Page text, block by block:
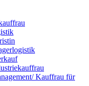
Kauffrau für